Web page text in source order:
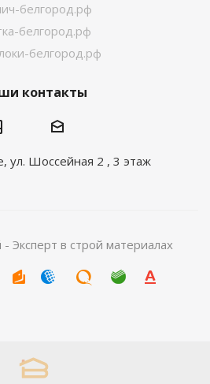
белгород.рф
белгород.рф
белгород.рф
контакты
ул. Шоссейная 2 , 3 этаж
Эксперт в строй материалах